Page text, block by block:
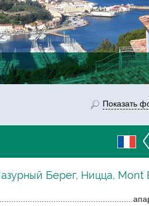
Показать
Берег, Ницца, Mont